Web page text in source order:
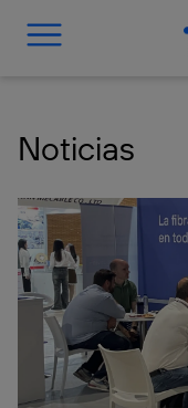
Noticias